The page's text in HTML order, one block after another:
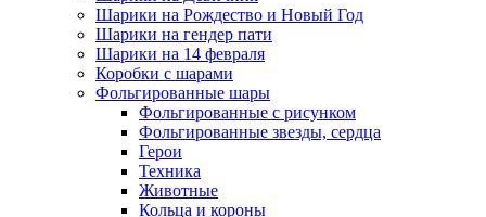
Шарики на Рождество и Новый Год
Шарики на гендер пати
Шарики на 14 февраля
Коробки с шарами
Фольгированные шары
Фольгированные с рисунком
Фольгированные звезды, сердца
Герои
Техника
Животные
Кольца и короны